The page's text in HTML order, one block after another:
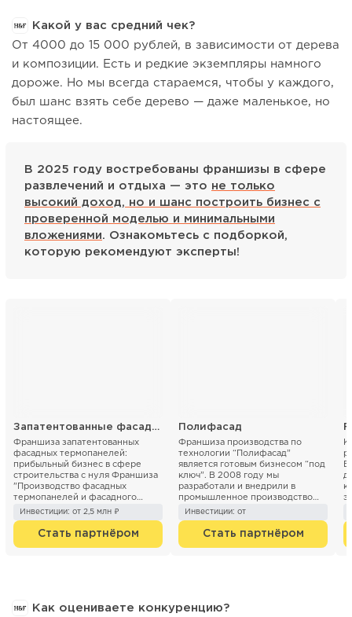
Какой у вас средний чек?
От 4000 до 15 000 рублей, в зависимости от дерева
и композиции. Есть и редкие экземпляры намного
дороже. Но мы всегда стараемся, чтобы у каждого,
был шанс взять себе дерево — даже маленькое, но
настоящее.
В 2025 году востребованы франшизы в сфере
развлечений и отдыха — это не только
высокий доход, но и шанс построить бизнес с
проверенной моделью и минимальными
вложениями. Ознакомьтесь с подборкой,
которую рекомендуют эксперты!
Запатентованные фасадные термопанели
Франшиза запатентованных
фасадных термопанелей:
прибыльный бизнес в сфере
строительства с нуля Франшиза
"Производство фасадных
термопанелей и фасадного
декора" предлагает готовый
бизнес п...
Инвестиции: от 2,5 млн ₽
Стать партнёром
Полифасад
Франшиза производства по
технологии “Полифасад”
является готовым бизнесом “под
ключ”. В 2008 году мы
разработали и внедрили в
промышленное производство
инновационный способ ...
Инвестиции: от
Стать партнёром
Как оцениваете конкуренцию?